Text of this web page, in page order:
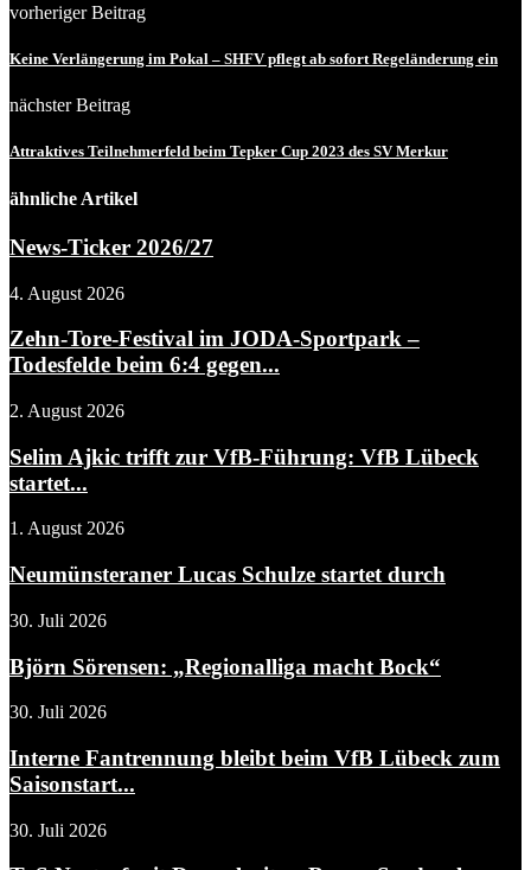
vorheriger Beitrag
Keine Verlängerung im Pokal – SHFV pflegt ab sofort Regeländerung ein
nächster Beitrag
Attraktives Teilnehmerfeld beim Tepker Cup 2023 des SV Merkur
ähnliche Artikel
News-Ticker 2026/27
4. August 2026
Zehn-Tore-Festival im JODA-Sportpark –
Todesfelde beim 6:4 gegen...
2. August 2026
Selim Ajkic trifft zur VfB-Führung: VfB Lübeck
startet...
1. August 2026
Neumünsteraner Lucas Schulze startet durch
30. Juli 2026
Björn Sörensen: „Regionalliga macht Bock“
30. Juli 2026
Interne Fantrennung bleibt beim VfB Lübeck zum
Saisonstart...
30. Juli 2026